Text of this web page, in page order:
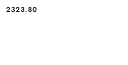
Cena:
2323.80